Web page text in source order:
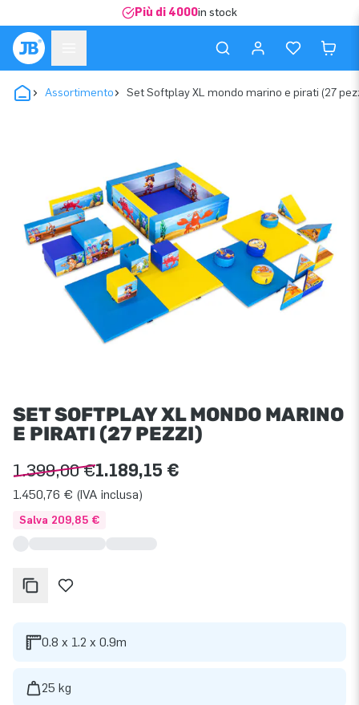
Più di 4000in stock
Assortimento Set Softplay XL mondo marino e pirati (27
SET SOFTPLAY XL MONDO MARINO
E PIRATI (27 PEZZI)
1.399,00 €1.189,15 €
1.450,76 € (IVA inclusa)
Salva 209,85 €
0.8 x 1.2 x 0.9m
25 kg